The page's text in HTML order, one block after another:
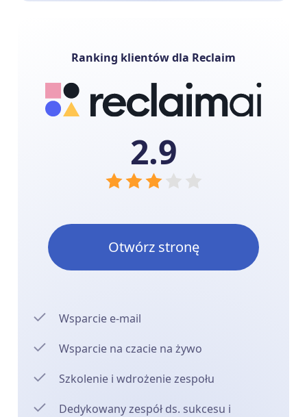
Ranking klientów dla Reclaim
2.9
Otwórz stronę
Wsparcie e-mail
Wsparcie na czacie na żywo
Szkolenie i wdrożenie zespołu
Dedykowany zespół ds. sukcesu i